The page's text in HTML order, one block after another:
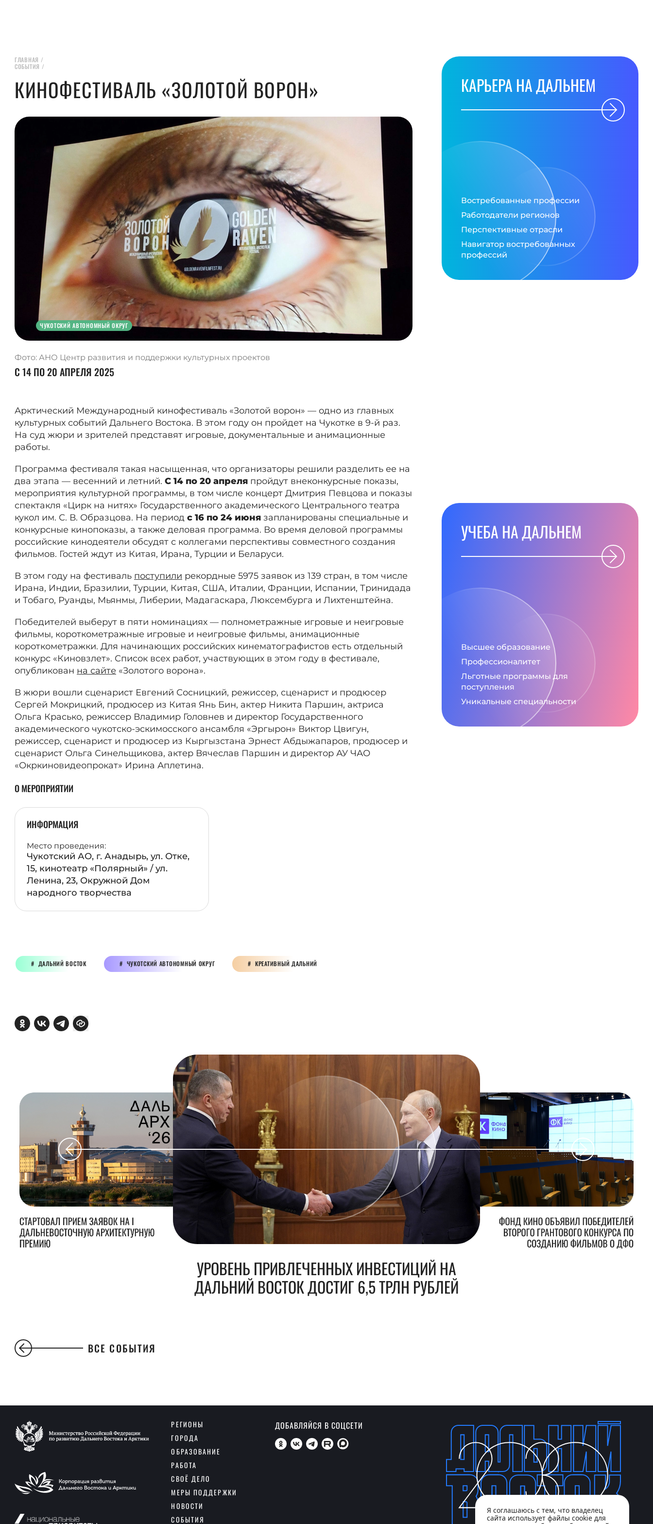
ГЛАВНАЯ /
СОБЫТИЯ /
КИНОФЕСТИВАЛЬ «ЗОЛОТОЙ ВОРОН»
ЧУКОТСКИЙ АВТОНОМНЫЙ ОКРУГ
С 14 ПО 20 АПРЕЛЯ 2025
Фото: АНО Центр развития и поддержки культурных проектов
Арктический Международный кинофестиваль «Золотой ворон» — одно из главных
культурных событий Дальнего Востока. В этом году он пройдет на Чукотке в 9-й раз.
На суд жюри и зрителей представят игровые, документальные и анимационные
работы.
Программа фестиваля такая насыщенная, что организаторы решили разделить ее на
два этапа — весенний и летний. С 14 по 20 апреля пройдут внеконкурсные показы,
мероприятия культурной программы, в том числе концерт Дмитрия Певцова и показы
спектакля «Цирк на нитях» Государственного академического Центрального театра
кукол им. С. В. Образцова. На период с 16 по 24 июня запланированы специальные и
конкурсные кинопоказы, а также деловая программа. Во время деловой программы
российские кинодеятели обсудят с коллегами перспективы совместного создания
фильмов. Гостей ждут из Китая, Ирана, Турции и Беларуси.
В этом году на фестиваль поступили рекордные 5975 заявок из 139 стран, в том числе
Ирана, Индии, Бразилии, Турции, Китая, США, Италии, Франции, Испании, Тринидада
и Тобаго, Руанды, Мьянмы, Либерии, Мадагаскара, Люксембурга и Лихтенштейна.
Победителей выберут в пяти номинациях — полнометражные игровые и неигровые
фильмы, короткометражные игровые и неигровые фильмы, анимационные
короткометражки. Для начинающих российских кинематографистов есть отдельный
конкурс «Киновзлет». Список всех работ, участвующих в этом году в фестивале,
опубликован на сайте «Золотого ворона».
В жюри вошли сценарист Евгений Сосницкий, режиссер, сценарист и продюсер
Сергей Мокрицкий, продюсер из Китая Янь Бин, актер Никита Паршин, актриса
Ольга Красько, режиссер Владимир Головнев и директор Государственного
академического чукотско-эскимосского ансамбля «Эргырон» Виктор Цвигун,
режиссер, сценарист и продюсер из Кыргызстана Эрнест Абдыжапаров, продюсер и
сценарист Ольга Синельщикова, актер Вячеслав Паршин и директор АУ ЧАО
«Окркиновидеопрокат» Ирина Аплетина.
О МЕРОПРИЯТИИ
ИНФОРМАЦИЯ
Место проведения:
Чукотский АО, г. Анадырь, ул. Отке,
15, кинотеатр «Полярный» / ул.
Ленина, 23, Окружной Дом
народного творчества
КАРЬЕРА НА ДАЛЬНЕМ
Востребованные профессии
Работодатели регионов
Перспективные отрасли
Навигатор востребованных
профессий
УЧЕБА НА ДАЛЬНЕМ
Высшее образование
Профессионалитет
Льготные программы для
поступления
Уникальные специальности
ДАЛЬНИЙ ВОСТОК ЧУКОТСКИЙ АВТОНОМНЫЙ ОКРУГ КРЕАТИВНЫЙ ДАЛЬНИЙ
СТАРТОВАЛ ПРИЕМ ЗАЯВОК НА I
ДАЛЬНЕВОСТОЧНУЮ АРХИТЕКТУРНУЮ
ПРЕМИЮ
УРОВЕНЬ ПРИВЛЕЧЕННЫХ ИНВЕСТИЦИЙ НА
ДАЛЬНИЙ ВОСТОК ДОСТИГ 6,5 ТРЛН РУБЛЕЙ
ФОНД КИНО ОБЪЯВИЛ ПОБЕДИТЕЛЕЙ
ВТОРОГО ГРАНТОВОГО КОНКУРСА ПО
СОЗДАНИЮ ФИЛЬМОВ О ДФО
ВСЕ СОБЫТИЯ
Я соглашаюсь с тем, что владелец
сайта использует файлы cookie для
РЕГИОНЫ
ГОРОДА
ОБРАЗОВАНИЕ
РАБОТА
СВОЁ ДЕЛО
МЕРЫ ПОДДЕРЖКИ
НОВОСТИ
СОБЫТИЯ
ДОБАВЛЯЙСЯ В СОЦСЕТИ